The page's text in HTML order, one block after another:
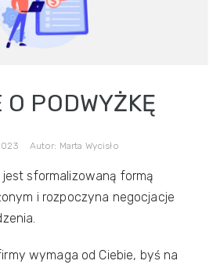
PODWYŻKĘ
Autor: Marta Wycisło
sformalizowaną formą
i rozpoczyna negocjacje
wymaga od Ciebie, byś na